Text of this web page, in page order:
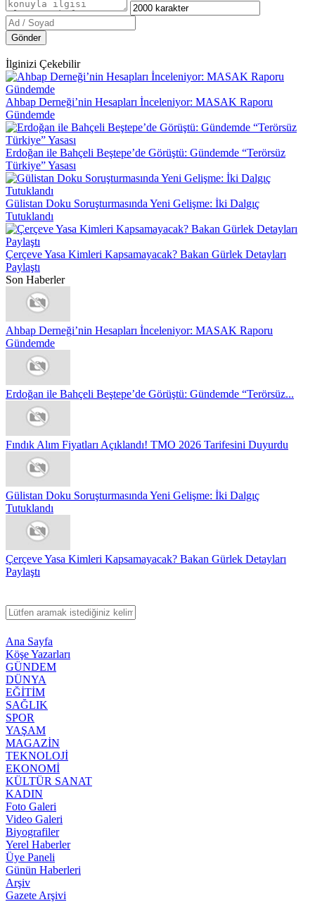
Gönder
İlginizi Çekebilir
Ahbap Derneği’nin Hesapları İnceleniyor: MASAK Raporu
Gündemde
Erdoğan ile Bahçeli Beştepe’de Görüştü: Gündemde “Terörsüz
Türkiye” Yasası
Gülistan Doku Soruşturmasında Yeni Gelişme: İki Dalgıç
Tutuklandı
Çerçeve Yasa Kimleri Kapsamayacak? Bakan Gürlek Detayları
Paylaştı
Son Haberler
Ahbap Derneği’nin Hesapları İnceleniyor: MASAK Raporu
Gündemde
Erdoğan ile Bahçeli Beştepe’de Görüştü: Gündemde “Terörsüz...
Fındık Alım Fiyatları Açıklandı! TMO 2026 Tarifesini Duyurdu
Gülistan Doku Soruşturmasında Yeni Gelişme: İki Dalgıç
Tutuklandı
Çerçeve Yasa Kimleri Kapsamayacak? Bakan Gürlek Detayları
Paylaştı
Ana Sayfa
Köşe Yazarları
GÜNDEM
DÜNYA
EĞİTİM
SAĞLIK
SPOR
YAŞAM
MAGAZİN
TEKNOLOJİ
EKONOMİ
KÜLTÜR SANAT
KADIN
Foto Galeri
Video Galeri
Biyografiler
Yerel Haberler
Üye Paneli
Günün Haberleri
Arşiv
Gazete Arşivi